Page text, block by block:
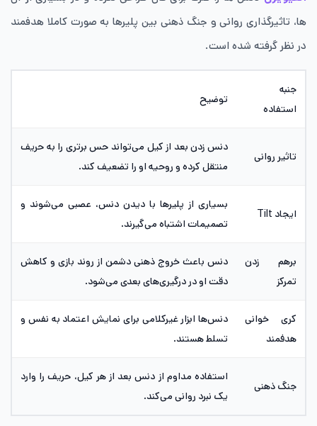
ها، تاثیرگذاری روانی و جنگ ذهنی بین پلیرها به صورت کاملا هدفمند
در نظر گرفته شده است.
جنبه
استفاده
توضیح
تاثیر روانی
دنس زدن بعد از کیل می‌تواند حس برتری را به حریف
منتقل کرده و روحیه او را تضعیف کند.
ایجاد Tilt
بسیاری از پلیرها با دیدن دنس، عصبی می‌شوند و
تصمیمات اشتباه می‌گیرند.
برهم زدن
تمرکز
دنس باعث خروج ذهنی دشمن از روند بازی و کاهش
دقت او در درگیری‌های بعدی می‌شود.
کری خوانی
هدفمند
دنس‌ها ابزار غیرکلامی برای نمایش اعتماد به نفس و
تسلط هستند.
جنگ ذهنی
استفاده مداوم از دنس بعد از هر کیل، حریف را وارد
یک نبرد روانی می‌کند.